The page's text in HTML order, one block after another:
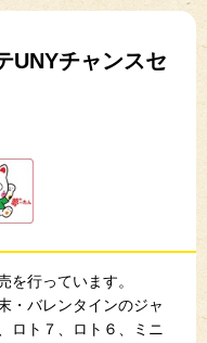
UNYチャンスセ
を行っています。
・バレンタインのジャ
ロト７、ロト６、ミニ